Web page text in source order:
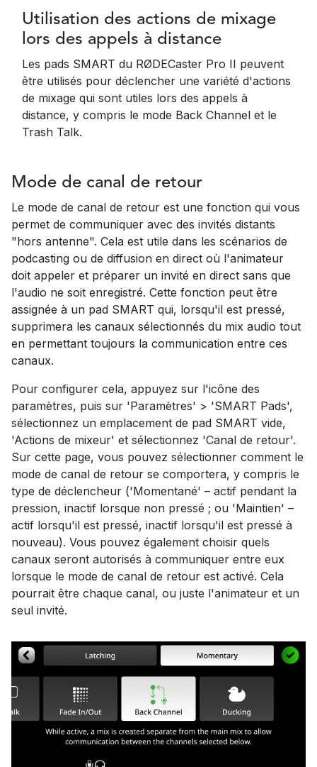
Utilisation des actions de mixage
lors des appels à distance
Les pads SMART du RØDECaster Pro II peuvent
être utilisés pour déclencher une variété d'actions
de mixage qui sont utiles lors des appels à
distance, y compris le mode Back Channel et le
Trash Talk.
Mode de canal de retour
Le mode de canal de retour est une fonction qui vous
permet de communiquer avec des invités distants
"hors antenne". Cela est utile dans les scénarios de
podcasting ou de diffusion en direct où l'animateur
doit appeler et préparer un invité en direct sans que
l'audio ne soit enregistré. Cette fonction peut être
assignée à un pad SMART qui, lorsqu'il est pressé,
supprimera les canaux sélectionnés du mix audio tout
en permettant toujours la communication entre ces
canaux.
Pour configurer cela, appuyez sur l'icône des
paramètres, puis sur 'Paramètres' > 'SMART Pads',
sélectionnez un emplacement de pad SMART vide,
'Actions de mixeur' et sélectionnez 'Canal de retour'.
Sur cette page, vous pouvez sélectionner comment le
mode de canal de retour se comportera, y compris le
type de déclencheur ('Momentané' – actif pendant la
pression, inactif lorsque non pressé ; ou 'Maintien' –
actif lorsqu'il est pressé, inactif lorsqu'il est pressé à
nouveau). Vous pouvez également choisir quels
canaux seront autorisés à communiquer entre eux
lorsque le mode de canal de retour est activé. Cela
pourrait être chaque canal, ou juste l'animateur et un
seul invité.